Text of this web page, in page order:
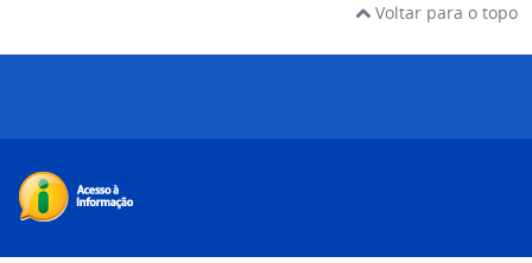
Voltar para o topo